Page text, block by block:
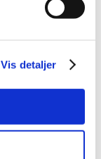
Vis detaljer